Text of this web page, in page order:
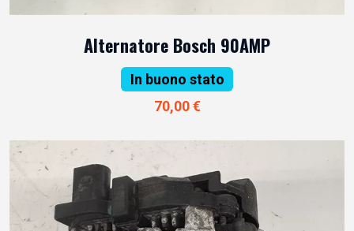
Alternatore Bosch 90AMP
In buono stato
70,00 €